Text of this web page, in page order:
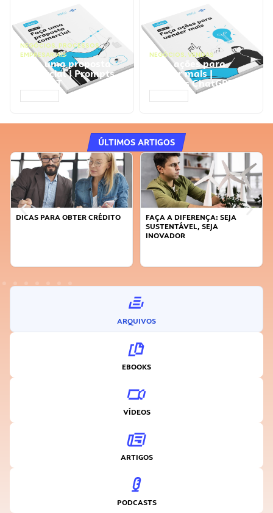
NEGÓCIOS, PROCESSOS
EMPRESARIAIS
Faça uma proposta
comercial | Prompts
ChatGPT
NEGÓCIOS, VENDAS
Faça ações para
vender mais |
Prompts ChatGPT
ÚLTIMOS ARTIGOS
DICAS PARA OBTER CRÉDITO
FAÇA A DIFERENÇA: SEJA
SUSTENTÁVEL, SEJA
INOVADOR
ARQUIVOS
EBOOKS
VÍDEOS
ARTIGOS
PODCASTS